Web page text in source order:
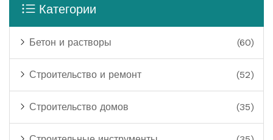
Категории
Бетон и растворы (60)
Строительство и ремонт (52)
Строительство домов (35)